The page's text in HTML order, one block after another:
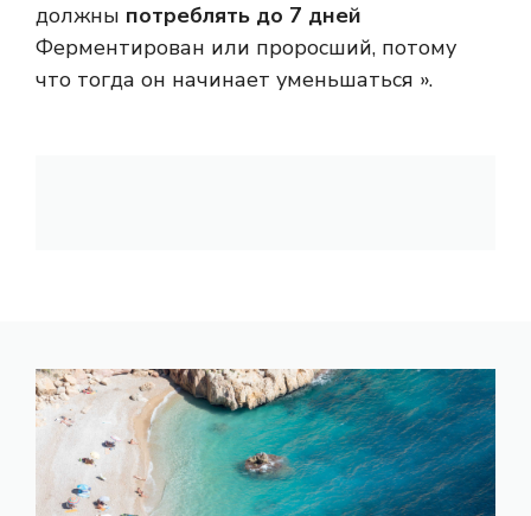
должны потреблять до 7 дней
Ферментирован или проросший, потому
что тогда он начинает уменьшаться ».